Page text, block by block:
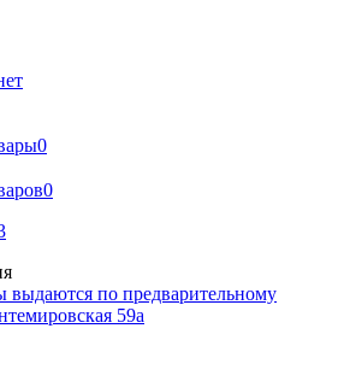
0
0
выдаются по предварительному
59а